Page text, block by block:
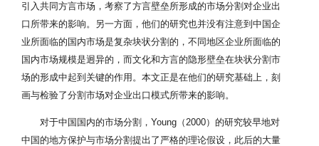
引入共同方言市场，考察了方言壁垒所形成的市场分割对企业出
口所带来的影响。另一方面，他们的研究也并没有注意到中国企
业所面临的国内市场是复杂块状分割的，不同地区企业所面临的
国内市场规模是迥异的，而文化和方言的隐形壁垒在块状分割市
场的形成中起到关键的作用。本文正是在他们的研究基础上，刻
画与检验了分割市场对企业出口模式所带来的影响。
对于中国国内的市场分割，Young（2000）的研究较早地对
中国的地方保护与市场分割提出了严格的理论假设，此后的大量